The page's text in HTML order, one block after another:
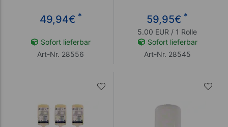
49,94€ *
Sofort lieferbar
Art-Nr. 28556
59,95€ *
5.00 EUR / 1 Rolle
Sofort lieferbar
Art-Nr. 28545